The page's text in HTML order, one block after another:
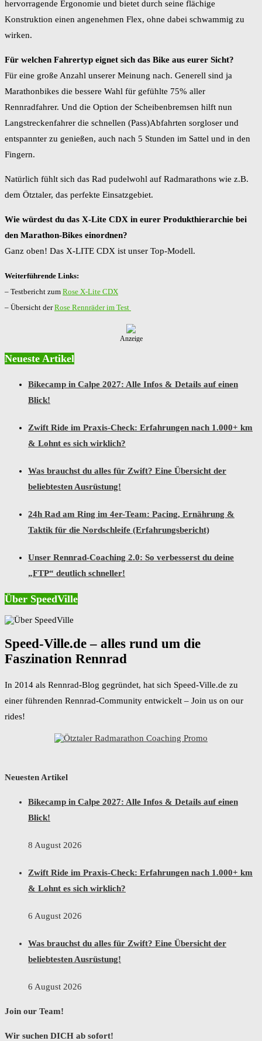
hervorragende Ergonomie und bietet durch seine flächige
Konstruktion einen angenehmen Flex, ohne dabei schwammig zu
wirken.
Für welchen Fahrertyp eignet sich das Bike aus eurer Sicht?
Für eine große Anzahl unserer Meinung nach. Generell sind ja
Marathonbikes die bessere Wahl für gefühlte 75% aller
Rennradfahrer. Und die Option der Scheibenbremsen hilft nun
Langstreckenfahrer die schnellen (Pass)Abfahrten sorgloser und
entspannter zu genießen, auch nach 5 Stunden im Sattel und in den
Fingern.
Natürlich fühlt sich das Rad pudelwohl auf Radmarathons wie z.B.
dem Ötztaler, das perfekte Einsatzgebiet.
Wie würdest du das X-Lite CDX in eurer Produkthierarchie bei
den Marathon-Bikes einordnen?
Ganz oben! Das X-LITE CDX ist unser Top-Modell.
Weiterführende Links:
– Testbericht zum Rose X-Lite CDX
– Übersicht derRose Rennräder im Test
Anzeige
Neueste Artikel
Bikecamp in Calpe 2027: Alle Infos & Details auf einen
Blick!
Zwift Ride im Praxis-Check: Erfahrungen nach 1.000+ km
& Lohnt es sich wirklich?
Was brauchst du alles für Zwift? Eine Übersicht der
beliebtesten Ausrüstung!
24h Rad am Ring im 4er-Team: Pacing, Ernährung &
Taktik für die Nordschleife (Erfahrungsbericht)
Unser Rennrad-Coaching 2.0: So verbesserst du deine
„FTP“ deutlich schneller!
Über SpeedVille
Speed-Ville.de – alles rund um die
Faszination Rennrad
In 2014 als Rennrad-Blog gegründet, hat sich Speed-Ville.de zu
einer führenden Rennrad-Community entwickelt – Join us on our
rides!
Neuesten Artikel
Bikecamp in Calpe 2027: Alle Infos & Details auf einen
Blick!
8 August 2026
Zwift Ride im Praxis-Check: Erfahrungen nach 1.000+ km
& Lohnt es sich wirklich?
6 August 2026
Was brauchst du alles für Zwift? Eine Übersicht der
beliebtesten Ausrüstung!
6 August 2026
Join our Team!
Wir suchen DICH ab sofort!